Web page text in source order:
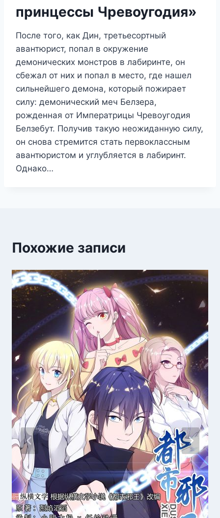
принцессы Чревоугодия»
После того, как Дин, третьесортный
авантюрист, попал в окружение
демонических монстров в лабиринте, он
сбежал от них и попал в место, где нашел
сильнейшего демона, который пожирает
силу: демонический меч Белзера,
рожденная от Императрицы Чревоугодия
Белзебут. Получив такую ​​неожиданную силу,
он снова стремится стать первоклассным
авантюристом и углубляется в лабиринт.
Однако…
Похожие записи